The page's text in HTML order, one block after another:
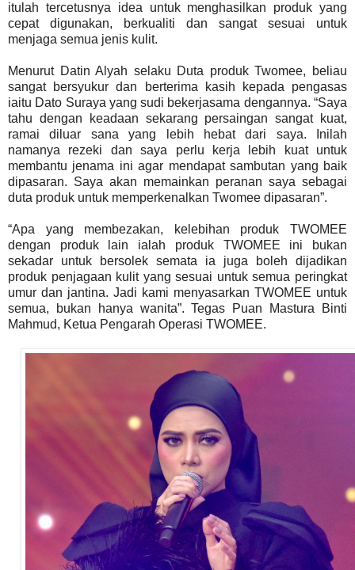
itulah tercetusnya idea untuk menghasilkan produk yang
cepat digunakan, berkualiti dan sangat sesuai untuk
menjaga semua jenis kulit.
Menurut Datin Alyah selaku Duta produk Twomee, beliau
sangat bersyukur dan berterima kasih kepada pengasas
iaitu Dato Suraya yang sudi bekerjasama dengannya. “Saya
tahu dengan keadaan sekarang persaingan sangat kuat,
ramai diluar sana yang lebih hebat dari saya. Inilah
namanya rezeki dan saya perlu kerja lebih kuat untuk
membantu jenama ini agar mendapat sambutan yang baik
dipasaran. Saya akan memainkan peranan saya sebagai
duta produk untuk memperkenalkan Twomee dipasaran”.
“Apa yang membezakan, kelebihan produk TWOMEE
dengan produk lain ialah produk TWOMEE ini bukan
sekadar untuk bersolek semata ia juga boleh dijadikan
produk penjagaan kulit yang sesuai untuk semua peringkat
umur dan jantina. Jadi kami menyasarkan TWOMEE untuk
semua, bukan hanya wanita”. Tegas Puan Mastura Binti
Mahmud, Ketua Pengarah Operasi TWOMEE.